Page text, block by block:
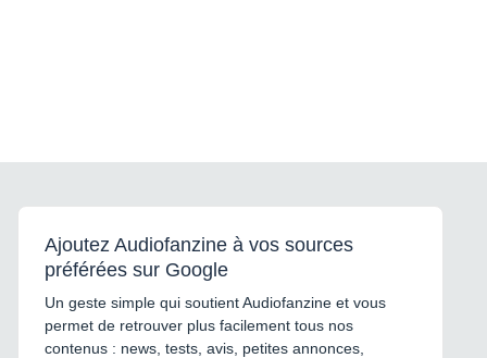
Ajoutez Audiofanzine à vos sources
préférées sur Google
Un geste simple qui soutient Audiofanzine et vous
permet de retrouver plus facilement tous nos
contenus : news, tests, avis, petites annonces,